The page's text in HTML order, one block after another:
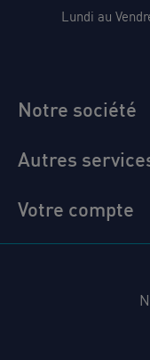
Lundi au
Notre société
Autres
Votre compte